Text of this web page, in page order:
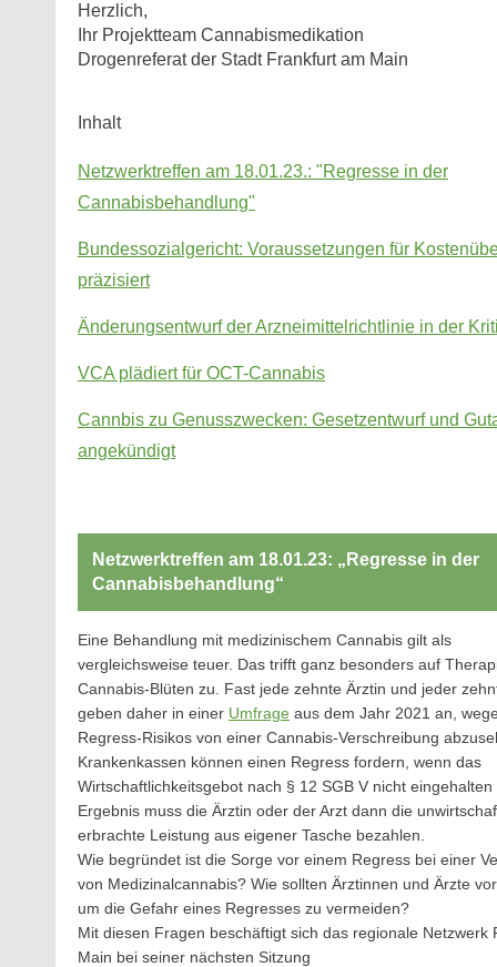
Herzlich,
Ihr Projektteam Cannabismedikation
Drogenreferat der Stadt Frankfurt am Main
Inhalt
Netzwerktreffen am 18.01.23.: "Regresse in der
Cannabisbehandlung"
Bundessozialgericht: Voraussetzungen für
präzisiert
Änderungsentwurf der Arzneimittelrichtlinie in der
VCA plädiert für OCT-Cannabis
Cannbis zu Genusszwecken: Gesetzentwurf und
angekündigt
Netzwerktreffen am 18.01.23: „Regresse in der
Cannabisbehandlung“
Eine Behandlung mit medizinischem Cannabis gilt als
vergleichsweise teuer. Das trifft ganz besonders auf
Cannabis-Blüten zu. Fast jede zehnte Ärztin und jeder
geben daher in einer Umfrage aus dem Jahr 2021 an,
Regress-Risikos von einer Cannabis-Verschreibung
Krankenkassen können einen Regress fordern, wenn das
Wirtschaftlichkeitsgebot nach § 12 SGB V nicht eingehalten
Ergebnis muss die Ärztin oder der Arzt dann die
erbrachte Leistung aus eigener Tasche bezahlen.
Wie begründet ist die Sorge vor einem Regress bei einer
von Medizinalcannabis? Wie sollten Ärztinnen und Ärzte
um die Gefahr eines Regresses zu vermeiden?
Mit diesen Fragen beschäftigt sich das regionale Netzwerk
Main bei seiner nächsten Sitzung